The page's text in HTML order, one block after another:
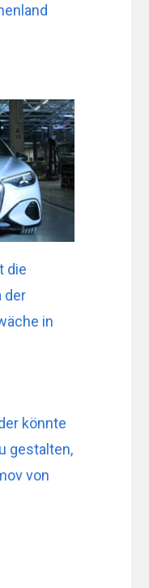
die
der
in
könnte
gestalten,
von